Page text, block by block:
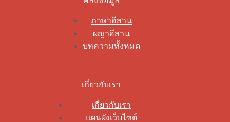
ภาษาอีสาน
ผญาอีสาน
บทความทั้งหมด
เกี่ยวกับเรา
เกี่ยวกับเรา
แผนผังเว็บไซต์